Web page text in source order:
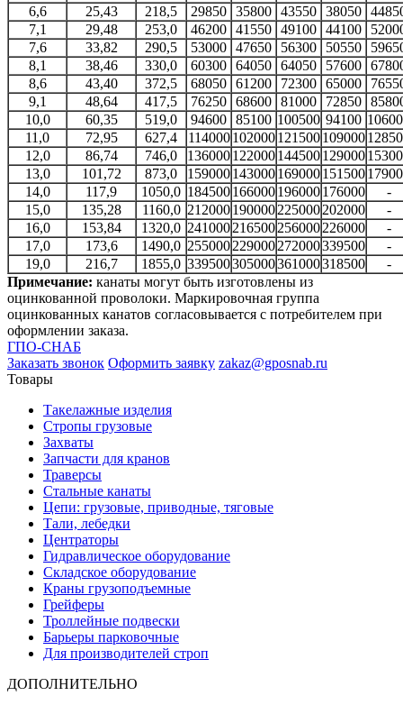
6,6
25,43 218,5 29850 35800 43550 38050
7,1
29,48 253,0 46200 41550 49100 44100
7,6
33,82 290,5 53000 47650 56300 50550
8,1
38,46 330,0 60300 64050 64050 57600
8,6
43,40 372,5 68050 61200 72300 65000
9,1
48,64 417,5 76250 68600 81000 72850
10,0
60,35 519,0 94600 85100 100500 94100
11,0
72,95 627,4 114000 102000121500109000
12,0
86,74 746,0 136000122000144500129000
13,0
101,72 873,0 159000143000169000151500
14,0
117,9 1050,0 184500166000196000176000
-
15,0
135,28 1160,0 212000190000225000202000
-
16,0
153,84 1320,0 241000216500256000226000
-
17,0
173,6 1490,0 255000229000272000339500
-
19,0
216,7 1855,0 339500305000361000318500
-
Примечание: канаты могут быть изготовлены из
оцинкованной проволоки. Маркировочная группа
оцинкованных канатов согласовывается с потребителем при
оформлении заказа.
ГПО-СНАБ
Заказать звонок Оформить заявку zakaz@gposnab.ru
Товары
Такелажные изделия
Стропы грузовые
Захваты
Запчасти для кранов
Траверсы
Стальные канаты
Цепи: грузовые, приводные, тяговые
Тали, лебедки
Центраторы
Гидравлическое оборудование
Складское оборудование
Краны грузоподъемные
Грейферы
Троллейные подвески
Барьеры парковочные
Для производителей строп
ДОПОЛНИТЕЛЬНО